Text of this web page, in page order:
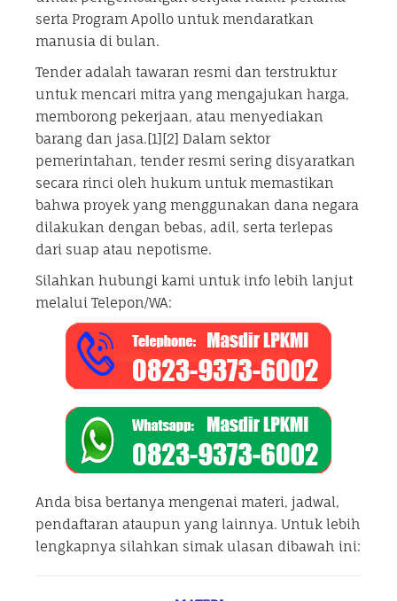
serta Program Apollo untuk mendaratkan
manusia di bulan.
Tender adalah tawaran resmi dan terstruktur
untuk mencari mitra yang mengajukan harga,
memborong pekerjaan, atau menyediakan
barang dan jasa.[1][2] Dalam sektor
pemerintahan, tender resmi sering disyaratkan
secara rinci oleh hukum untuk memastikan
bahwa proyek yang menggunakan dana negara
dilakukan dengan bebas, adil, serta terlepas
dari suap atau nepotisme.
Silahkan hubungi kami untuk info lebih lanjut
melalui Telepon/WA:
Anda bisa bertanya mengenai materi, jadwal,
pendaftaran ataupun yang lainnya. Untuk lebih
lengkapnya silahkan simak ulasan dibawah ini: